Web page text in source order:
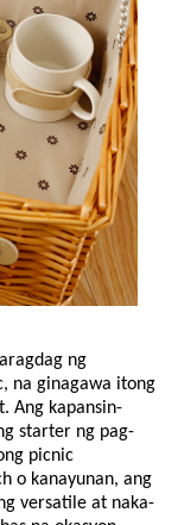
ng
na ginagawa itong
Ang kapansin-
starter ng pag-
picnic
o kanayunan, ang
versatile at naka-